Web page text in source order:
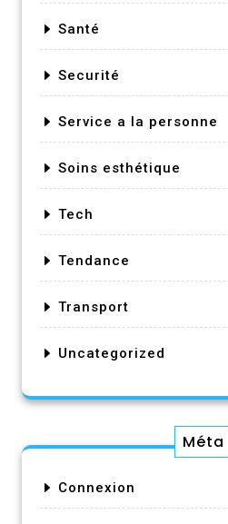
Santé
Securité
Service a la personne
Soins esthétique
Tech
Tendance
Transport
Uncategorized
Méta
Connexion